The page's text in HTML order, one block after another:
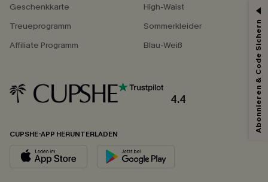
Geschenkkarte
Treueprogramm
Affiliate Programm
High-Waist
Sommerkleider
Blau-Weiß
4.4
CUPSHE-APP HERUNTERLADEN
Abonnieren & Code Sichern